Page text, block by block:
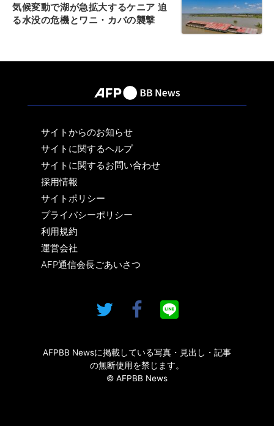
気候変動で湖が急拡大するケニア 迫
る水没の危機とワニ・カバの襲撃
サイトからのお知らせ
サイトに関するヘルプ
サイトに関するお問い合わせ
採用情報
サイトポリシー
プライバシーポリシー
利用規約
運営会社
AFP通信会長ごあいさつ
AFPBB Newsに掲載している写真・見出し・記事
の無断使用を禁じます。
© AFPBB News